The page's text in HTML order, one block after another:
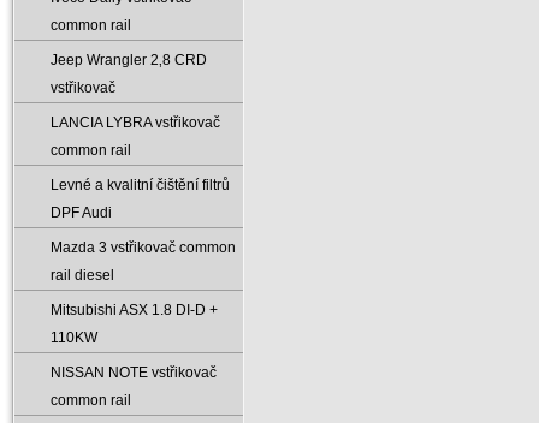
common rail
Jeep Wrangler 2‚8 CRD
vstřikovač
LANCIA LYBRA vstřikovač
common rail
Levné a kvalitní čištění filtrů
DPF Audi
Mazda 3 vstřikovač common
rail diesel
Mitsubishi ASX 1.8 DI-D +
110KW
NISSAN NOTE vstřikovač
common rail